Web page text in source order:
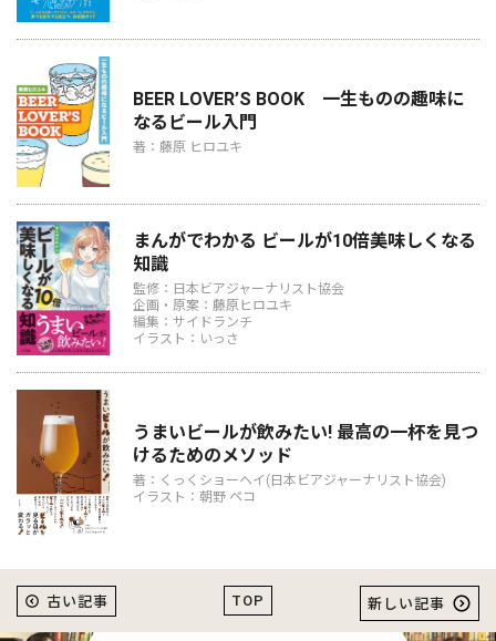
BEER LOVER’S BOOK 一生ものの趣味に
なるビール入門
著：藤原 ヒロユキ
まんがでわかる ビールが10倍美味しくなる
知識
監修：日本ビアジャーナリスト協会
企画・原案：藤原ヒロユキ
編集：サイドランチ
イラスト：いっさ
うまいビールが飲みたい! 最高の一杯を見つ
けるためのメソッド
著：くっくショーヘイ(日本ビアジャーナリスト協会)
イラスト：朝野 ペコ
TOP
古い記事 新しい記事